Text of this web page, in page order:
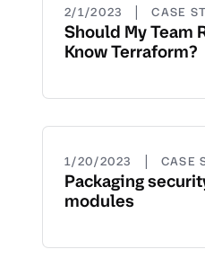
2/1/2023 | CASE
Should My Team
Know Terraform?
1/20/2023 | CASE
Packaging
modules